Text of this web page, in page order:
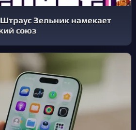
Зельник намекает
союз